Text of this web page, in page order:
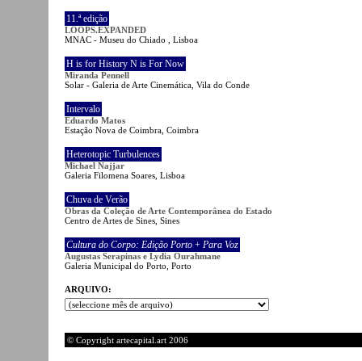
11.ª edição
LOOPS.EXPANDED
MNAC - Museu do Chiado , Lisboa
H is for History N is For Now
Miranda Pennell
Solar - Galeria de Arte Cinemática, Vila do Conde
Intervalo
Eduardo Matos
Estação Nova de Coimbra, Coimbra
Heterotopic Turbulences
Michael Najjar
Galeria Filomena Soares, Lisboa
Chuva de Verão
Obras da Coleção de Arte Contemporânea do Estado
Centro de Artes de Sines, Sines
Cultura do Corpo: Edição Porto + Para Voz
Augustas Serapinas e Lydia Ourahmane
Galeria Municipal do Porto, Porto
ARQUIVO:
© Copyright artecapital.art 2006